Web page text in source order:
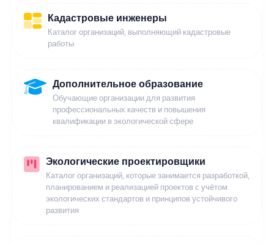
Кадастровые инженеры
Каталог организаций, выполняющий кадастровые
работы
Дополнительное образование
Обучающие организации для развития
профессиональных качеств и повышения
квалификации в экологической сфере
Экологические проектировщики
Каталог организаций, которые занимается разработкой,
планированием и реализацией проектов с учётом
экологических стандартов и принципов устойчивого
развития